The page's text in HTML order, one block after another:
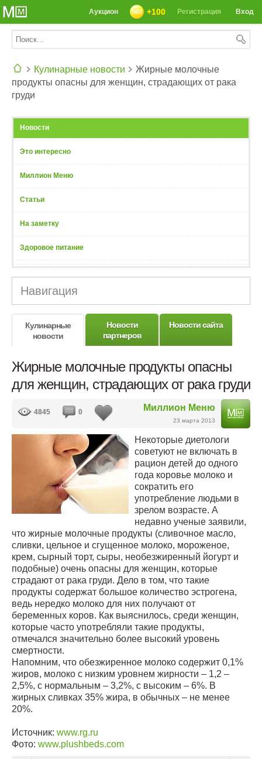
Вход
Регистрация
+100
Аукцион
Кулинарные новости
Жирные молочные
продукты опасны для женщин, страдающих от рака
груди
Новости
Это интересно
Миллион Меню
Статьи
На заметку
Здоровое питание
Навигация
Кулинарные
новости
Новости
партнеров
Новости сайта
Жирные молочные продукты опасны
для женщин, страдающих от рака груди
Миллион Меню
23 марта 2013
4845 0
Некоторые диетологи
советуют не включать в
рацион детей до одного
года коровье молоко и
сократить его
употребление людьми в
зрелом возрасте. А
недавно ученые заявили,
что жирные молочные продукты (сливочное масло,
сливки, цельное и сгущенное молоко, мороженое,
крем, сырный торт, сыры, необезжиренный йогурт и
подобные) очень опасны для женщин, которые
страдают от рака груди. Дело в том, что такие
продукты содержат большое количество эстрогена,
ведь нередко молоко для них получают от
беременных коров. Как выяснилось, среди женщин,
которые часто употребляли такие продукты,
отмечался значительно более высокий уровень
смертности.
Напомним, что обезжиренное молоко содержит 0,1%
жиров, молоко с низким уровнем жирности – 1,2 –
2,5%, с нормальным – 3,2%, с высоким – 6%. В
жирных сливках 35% жира, в обычных – не менее
20%.
Источник: www.rg.ru
Фото: www.plushbeds.com